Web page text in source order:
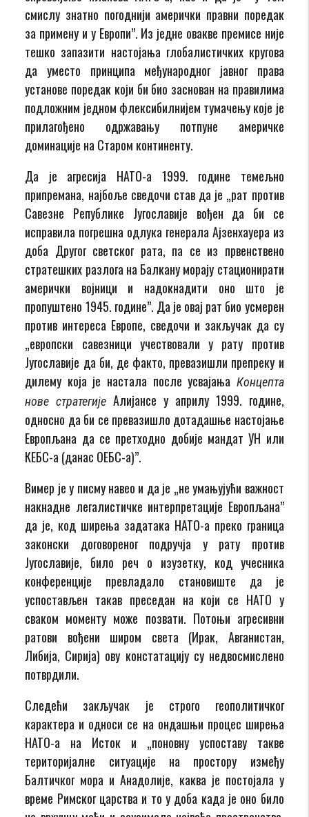
смислу знатно погоднији амерички правни поредак
за примену и у Европи”. Из једне овакве премисе није
тешко запазити настојања глобалистичких кругова
да уместо принципа међународног јавног права
установе поредак који би био заснован на правилима
подложним једном флексибилнијем тумачењу које је
прилагођено одржавању потпуне америчке
доминације на Старом континенту.
Да је агресија НАТО-а 1999. године темељно
припремана, најбоље сведочи став да је „рат против
Савезне Републике Југославије вођен да би се
исправила погрешна одлука генерала Ајзенхауера из
доба Другог светског рата, па се из првенствено
стратешких разлога на Балкану морају стационирати
амерички војници и надокнадити оно што је
пропуштено 1945. године”. Да је овај рат био усмерен
против интереса Европе, сведочи и закључак да су
„европски савезници учествовали у рату против
Југославије да би, де факто, превазишли препреку и
дилему која је настала после усвајања Концепта
нове стратегије Алијансе у априлу 1999. године,
односно да би се превазишло дотадашње настојање
Европљана да се претходно добије мандат УН или
КЕБС-а (данас ОЕБС-а)”.
Вимер је у писму навео и да је „не умањујући важност
накнадне легалистичке интерпретације Европљана”
да је, код ширења задатака НАТО-а преко граница
законски договореног подручја у рату против
Југославије, било реч о изузетку, код учесника
конференције превладало становиште да је
успостављен такав преседан на који се НАТО у
сваком моменту може позвати. Потоњи агресивни
ратови вођени широм света (Ирак, Авганистан,
Либија, Сирија) ову констатацију су недвосмислено
потврдили.
Следећи закључак је строго геополитичког
карактера и односи се на ондашњи процес ширења
НАТО-а на Исток и „поновну успоставу такве
територијалне ситуације на простору између
Балтичког мора и Анадолије, каква је постојала у
време Римског царства и то у доба када је оно било